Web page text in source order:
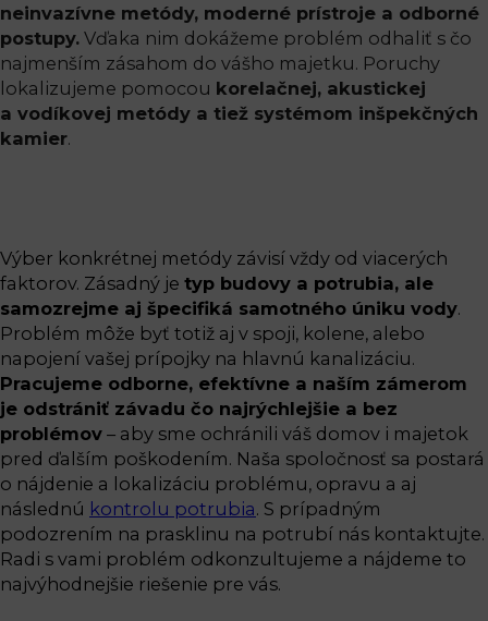
neinvazívne metódy, moderné prístroje a odborné
postupy. Vďaka nim dokážeme problém odhaliť s čo
najmenším zásahom do vášho majetku. Poruchy
lokalizujeme pomocou korelačnej, akustickej
a vodíkovej metódy a tiež systémom inšpekčných
kamier.
Výber konkrétnej metódy závisí vždy od viacerých
faktorov. Zásadný je typ budovy a potrubia, ale
samozrejme aj špecifiká samotného úniku vody.
Problém môže byť totiž aj v spoji, kolene, alebo
napojení vašej prípojky na hlavnú kanalizáciu.
Pracujeme odborne, efektívne a naším zámerom
je odstrániť závadu čo najrýchlejšie a bez
problémov – aby sme ochránili váš domov i majetok
pred ďalším poškodením. Naša spoločnosť sa postará
o nájdenie a lokalizáciu problému, opravu a aj
následnú kontrolu potrubia. S prípadným
podozrením na prasklinu na potrubí nás kontaktujte.
Radi s vami problém odkonzultujeme a nájdeme to
najvýhodnejšie riešenie pre vás.